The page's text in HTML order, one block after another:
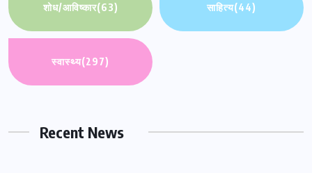
शोध/आविष्कार(63) साहित्य(44)
स्वास्थ्य(297)
Recent News